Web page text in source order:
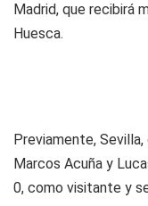
Madrid, que recibirá
Huesca.
Previamente,
Marcos Acuña y
0, como visitante y